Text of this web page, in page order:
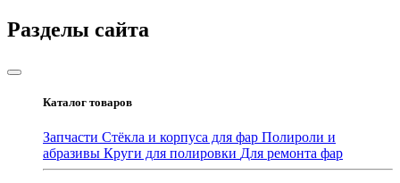
Разделы сайта
Каталог товаров
Запчасти Стёкла и корпуса для фар Полироли и
абразивы Круги для полировки Для ремонта фар